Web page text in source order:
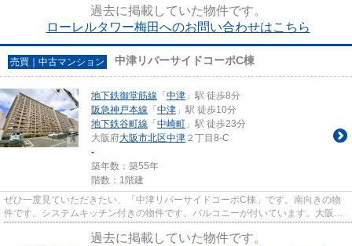
過去に掲載していた物件です。
ローレルタワー梅田へのお問い合わせはこちら
売買｜中古マンション 中津リバーサイドコーポC棟
地下鉄御堂筋線 「 中津 」駅 徒歩8分
阪急神戸本線 「 中津 」駅 徒歩10分
地下鉄谷町線 「 中崎町 」駅 徒歩23分
大阪府大阪市北区中津 ２丁目8-C
-
築年数：築55年
階数：1階建
ぜひ一度見ていただきたい、「中津リバーサイドコーポC棟」です。南向きの物
件です。システムキッチン付きの物件です。バルコニーが付いています。大阪市
過去に掲載していた物件です。